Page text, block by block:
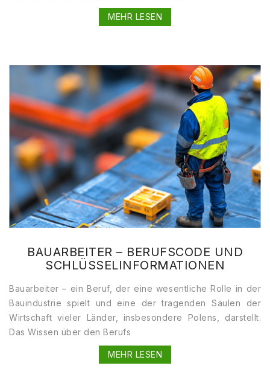
MEHR LESEN
BAUARBEITER – BERUFSCODE UND
SCHLÜSSELINFORMATIONEN
Bauarbeiter – ein Beruf, der eine wesentliche Rolle in der
Bauindustrie spielt und eine der tragenden Säulen der
Wirtschaft vieler Länder, insbesondere Polens, darstellt.
Das Wissen über den Berufs
MEHR LESEN